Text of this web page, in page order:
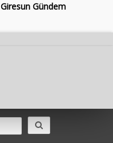
Giresun Gündem